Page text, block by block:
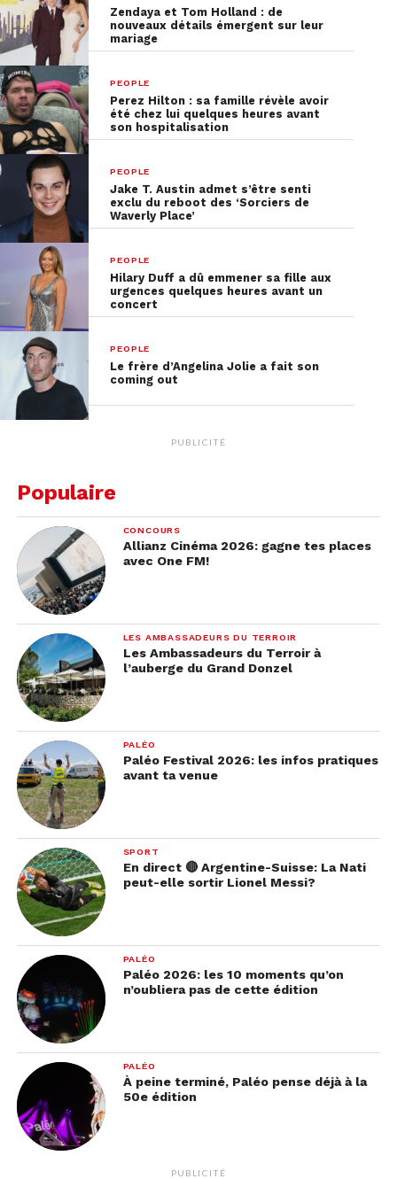
Zendaya et Tom Holland : de
nouveaux détails émergent sur leur
mariage
PEOPLE
Perez Hilton : sa famille révèle avoir
été chez lui quelques heures avant
son hospitalisation
PEOPLE
Jake T. Austin admet s’être senti
exclu du reboot des ‘Sorciers de
Waverly Place’
PEOPLE
Hilary Duff a dû emmener sa fille aux
urgences quelques heures avant un
concert
PEOPLE
Le frère d’Angelina Jolie a fait son
coming out
PUBLICITÉ
Populaire
CONCOURS
Allianz Cinéma 2026: gagne tes places
avec One FM!
LES AMBASSADEURS DU TERROIR
Les Ambassadeurs du Terroir à
l’auberge du Grand Donzel
PALÉO
Paléo Festival 2026: les infos pratiques
avant ta venue
SPORT
En direct 🔴 Argentine-Suisse: La Nati
peut-elle sortir Lionel Messi?
PALÉO
Paléo 2026: les 10 moments qu’on
n’oubliera pas de cette édition
PALÉO
À peine terminé, Paléo pense déjà à la
50e édition
PUBLICITÉ